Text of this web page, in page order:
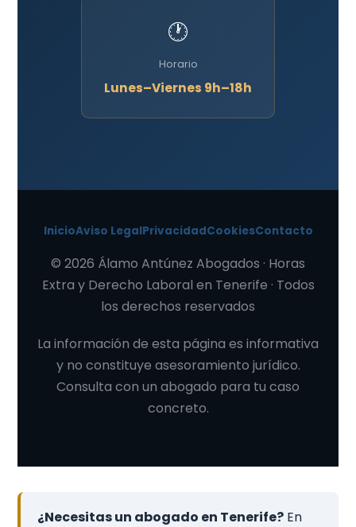
🕐
Horario
Lunes–Viernes 9h–18h
InicioAviso LegalPrivacidadCookiesContacto
© 2026 Álamo Antúnez Abogados · Horas
Extra y Derecho Laboral en Tenerife · Todos
los derechos reservados
La información de esta página es informativa
y no constituye asesoramiento jurídico.
Consulta con un abogado para tu caso
concreto.
¿Necesitas un abogado en Tenerife?En